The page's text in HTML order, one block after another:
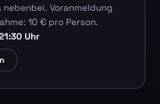
Voranmeldung
10 € pro Person.
Uhr